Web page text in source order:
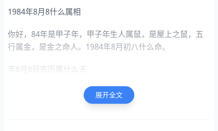
1984年8月8什么属相
你好，84年是甲子年，甲子年生人属鼠，是屋上之鼠，五
行属金，是金之命人。1984年8月初八什么命。
年8月8日农历属什么天
[八字信息]男造公历：年8月8日星期三农历：鼠年七月十二
干支：甲子壬申甲戌女造公历：年7月14日星期日农历：牛
展开全文